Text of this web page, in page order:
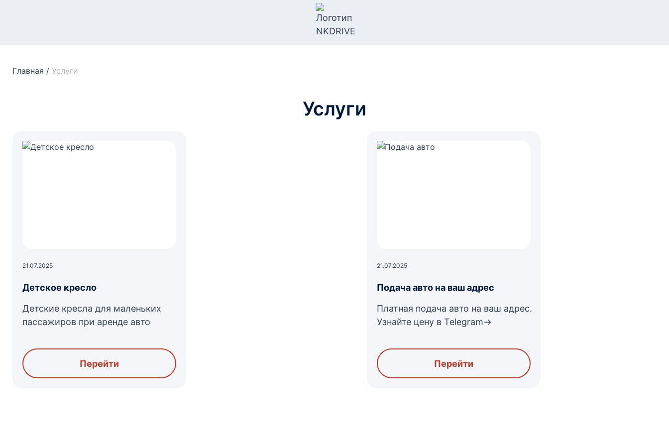
Главная / Услуги
Услуги
21.07.2025
Детское кресло
Детские кресла для маленьких
пассажиров при аренде авто
Перейти
21.07.2025
Подача авто на ваш адрес
Платная подача авто на ваш адрес.
Узнайте цену в Telegram->
Перейти